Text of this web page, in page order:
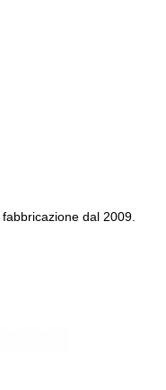
dal 2009.